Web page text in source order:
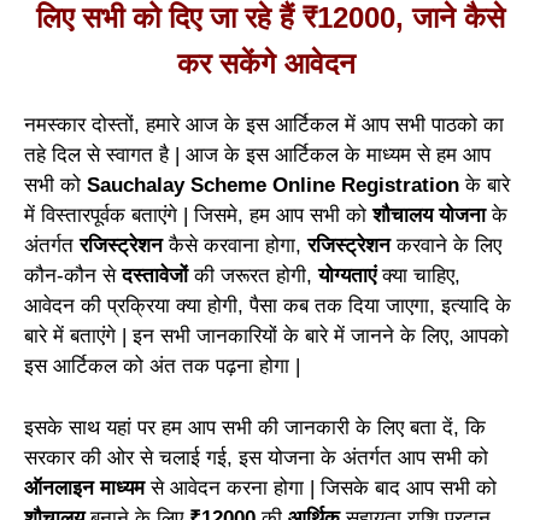
लिए सभी को दिए जा रहे हैं ₹12000, जाने कैसे
कर सकेंगे आवेदन
नमस्कार दोस्तों, हमारे आज के इस आर्टिकल में आप सभी पाठको का
तहे दिल से स्वागत है | आज के इस आर्टिकल के माध्यम से हम आप
सभी को Sauchalay Scheme Online Registrationके बारे
में विस्तारपूर्वक बताएंगे | जिसमे, हम आप सभी कोशौचालय योजनाके
अंतर्गतरजिस्ट्रेशनकैसे करवाना होगा,रजिस्ट्रेशनकरवाने के लिए
कौन-कौन सेदस्तावेजोंकी जरूरत होगी,योग्यताएंक्या चाहिए,
आवेदन की प्रक्रिया क्या होगी, पैसा कब तक दिया जाएगा, इत्यादि के
बारे में बताएंगे | इन सभी जानकारियों के बारे में जानने के लिए, आपको
इस आर्टिकल को अंत तक पढ़ना होगा |
इसके साथ यहां पर हम आप सभी की जानकारी के लिए बता दें, कि
सरकार की ओर से चलाई गई, इस योजना के अंतर्गत आप सभी को
ऑनलाइन माध्यमसे आवेदन करना होगा | जिसके बाद आप सभी को